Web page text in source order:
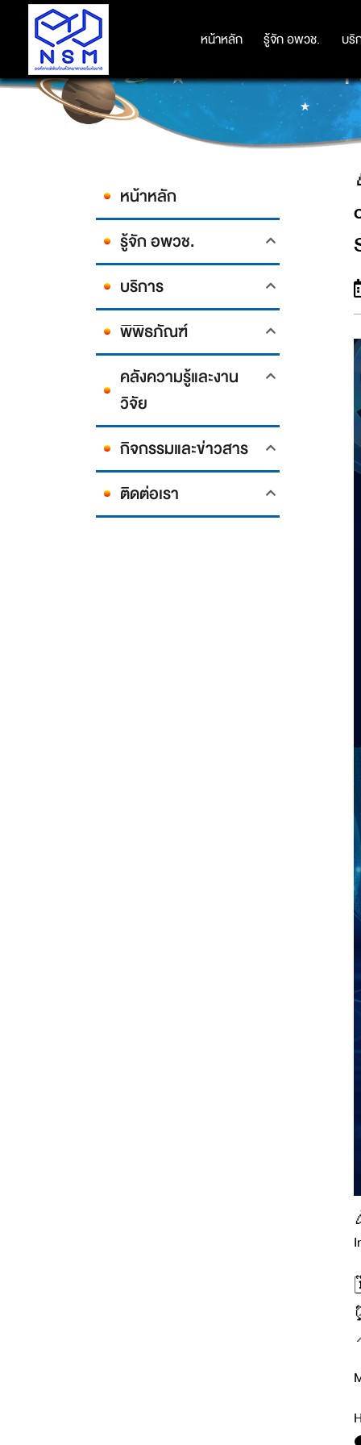
หน้าหลัก รู้จัก อพวช. บริ
หน้าหลัก รู้จัก อพวช. บริ
🎉GET READY TO EXPLORE
TODAY'S WORLD AT THE
หน้าหลัก
รู้จัก อพวช.
บริการ
พิพิธภัณฑ์
คลังความรู้และงาน
วิจัย
กิจกรรมและข่าวสาร
ติดต่อเรา